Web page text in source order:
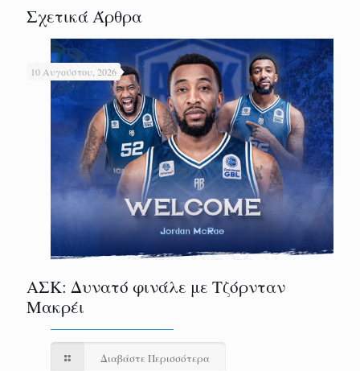
Σχετικά Άρθρα
10 Αυγούστου, 2026
ΑΣΚ: Δυνατό φινάλε με Τζόρνταν
Μακρέι
Διαβάστε Περισσότερα